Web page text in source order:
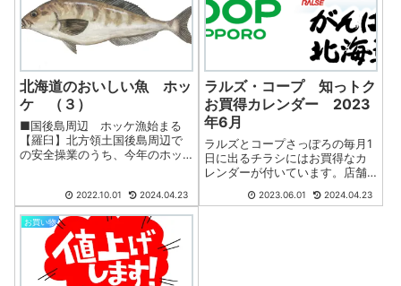
北海道のおいしい魚 ホッ
ケ （３）
■国後島周辺 ホッケ漁始まる
【羅臼】北方領土国後島周辺で
の安全操業のうち、今年のホッ
町）所属の９隻が羅臼漁港から
出漁し、同日朝から午後にかけ
て水揚げした。ロシア国境警備
局が船内に乗り...
2022.10.01 2024.04.23
ラルズ・コープ 知っトク
お買得カレンダー 2023
年6月
ラルズとコープさっぽろの毎月1
日に出るチラシにはお買得なカ
レンダーが付いています。店舗
ーを配布していることもあるよ
2023.06.01 2024.04.23
お買い物